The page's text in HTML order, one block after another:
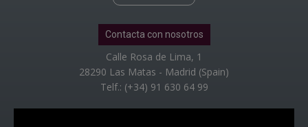
Contacta con nosotros
Calle Rosa de Lima, 1
28290 Las Matas - Madrid (Spain)
Telf.: (+34) 91 630 64 99